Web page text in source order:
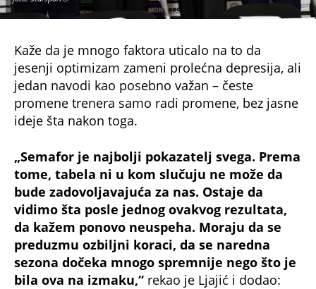
Kaže da je mnogo faktora uticalo na to da
jesenji optimizam zameni prolećna depresija, ali
jedan navodi kao posebno važan – česte
promene trenera samo radi promene, bez jasne
ideje šta nakon toga.
„Semafor je najbolji pokazatelj svega. Prema
tome, tabela ni u kom slučuju ne može da
bude zadovoljavajuća za nas. Ostaje da
vidimo šta posle jednog ovakvog rezultata,
da kažem ponovo neuspeha. Moraju da se
preduzmu ozbiljni koraci, da se naredna
sezona dočeka mnogo spremnije nego što je
bila ova na izmaku,“ rekao je Ljajić i dodao: